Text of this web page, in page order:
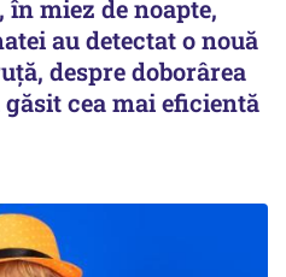
în miez de noapte,
au detectat o nouă
despre doborârea
cea mai eficientă